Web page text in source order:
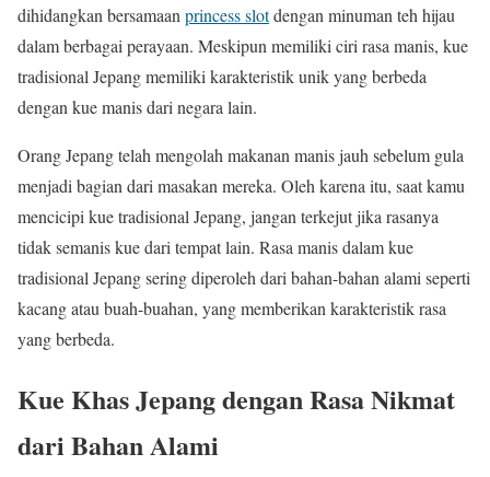
dihidangkan bersamaan princess slotdengan minuman teh hijau
dalam berbagai perayaan. Meskipun memiliki ciri rasa manis, kue
tradisional Jepang memiliki karakteristik unik yang berbeda
dengan kue manis dari negara lain.
Orang Jepang telah mengolah makanan manis jauh sebelum gula
menjadi bagian dari masakan mereka. Oleh karena itu, saat kamu
mencicipi kue tradisional Jepang, jangan terkejut jika rasanya
tidak semanis kue dari tempat lain. Rasa manis dalam kue
tradisional Jepang sering diperoleh dari bahan-bahan alami seperti
kacang atau buah-buahan, yang memberikan karakteristik rasa
yang berbeda.
Kue Khas Jepang dengan Rasa Nikmat
dari Bahan Alami